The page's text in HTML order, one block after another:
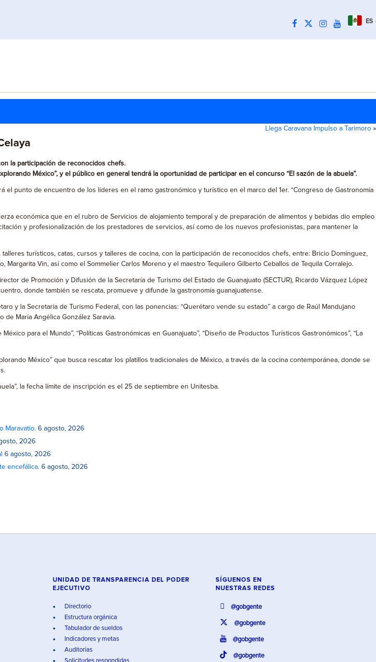
ES
Llega Caravana Impulso a Tarimoro »
la participación de reconocidos chefs.
México”, y el público en general tendrá la oportunidad de participar en el concurso “El sazón de la abuela”.
el punto de encuentro de los líderes en el ramo gastronómico y turístico en el marco del 1er. “Congreso de Gastronomía
económica que en el rubro de Servicios de alojamiento temporal y de preparación de alimentos y bebidas dio empleo
y profesionalización de los prestadores de servicios, así como de los nuevos profesionistas, para mantener la
turísticos, catas, cursos y talleres de cocina, con la participación de reconocidos chefs, entre: Bricio Domínguez,
Vin, así como el Sommelier Carlos Moreno y el maestro Tequilero Gilberto Ceballos de Tequila Corralejo.
de Promoción y Difusión de la Secretaría de Turismo del Estado de Guanajuato (SECTUR), Ricardo Vázquez López
donde también se rescata, promueve y difunde la gastronomía guanajuatense.
y la Secretaría de Turismo Federal, con las ponencias: “Querétaro vende su estado” a cargo de Raúl Mandujano
de María Angélica González Saravia.
para el Mundo”, “Políticas Gastronómicas en Guanajuato”, “Diseño de Productos Turísticos Gastronómicos”, “La
México” que busca rescatar los platillos tradicionales de México, a través de la cocina contemporánea, donde se
la fecha límite de inscripción es el 25 de septiembre en Unitesba.
Maravatío. 6 agosto, 2026
2026
6 agosto, 2026
encefálica. 6 agosto, 2026
UNIDAD DE TRANSPARENCIA DEL PODER
EJECUTIVO
Directorio
Estructura orgánica
Tabulador de sueldos
Indicadores y metas
Auditorías
SÍGUENOS EN
NUESTRAS REDES
@gobgente
@gobgente
@gobgente
@gobgente